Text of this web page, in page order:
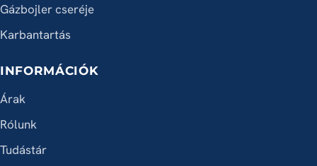
Gázbojler cseréje
Karbantartás
INFORMÁCIÓK
Árak
Rólunk
Tudástár